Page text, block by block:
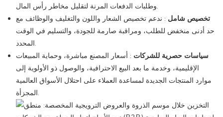
وطلبات الدفعات المرنة لتقليل مخاطر رأس المال.
تخصيص شامل : ندعم تخصيص الشعار واللون والتغليف والوظائف مع
حد أدنى منخفض للطلب، ومراقبة صارمة للجودة، والتسليم في الوقت
المحدد.
سياسات حصرية للشركات : أسعار المصنع مباشرة، وحماية المبيعات
الإقليمية، وخدمة ما بعد البيع الاحترافية، والوصول ذو الأولوية إلى
موارد المنتجات الجديدة لمساعدة العملاء على احتلال الأسواق العالمية
المجزأة.